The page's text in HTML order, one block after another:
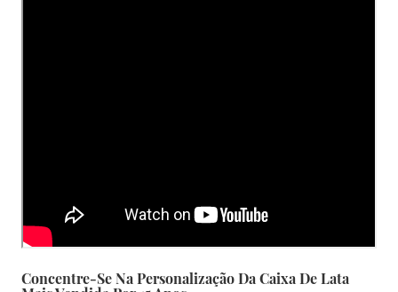
Concentre-Se Na Personalização Da Caixa De Lata